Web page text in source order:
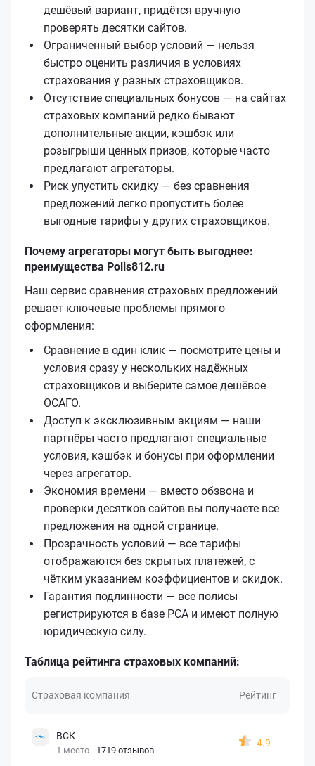
дешёвый вариант, придётся вручную
проверять десятки сайтов.
Ограниченный выбор условий — нельзя
быстро оценить различия в условиях
страхования у разных страховщиков.
Отсутствие специальных бонусов — на сайтах
страховых компаний редко бывают
дополнительные акции, кэшбэк или
розыгрыши ценных призов, которые часто
предлагают агрегаторы.
Риск упустить скидку — без сравнения
предложений легко пропустить более
выгодные тарифы у других страховщиков.
Почему агрегаторы могут быть выгоднее:
преимущества Polis812.ru
Наш сервис сравнения страховых предложений
решает ключевые проблемы прямого
оформления:
Сравнение в один клик — посмотрите цены и
условия сразу у нескольких надёжных
страховщиков и выберите самое дешёвое
ОСАГО.
Доступ к эксклюзивным акциям — наши
партнёры часто предлагают специальные
условия, кэшбэк и бонусы при оформлении
через агрегатор.
Экономия времени — вместо обзвона и
проверки десятков сайтов вы получаете все
предложения на одной странице.
Прозрачность условий — все тарифы
отображаются без скрытых платежей, с
чётким указанием коэффициентов и скидок.
Гарантия подлинности — все полисы
регистрируются в базе РСА и имеют полную
юридическую силу.
Таблица рейтинга страховых компаний:
Страховая компания Рейтинг
ВСК
1 место 1719 отзывов
4.9